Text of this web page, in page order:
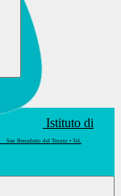
Istituto di
San Benedetto del Tronto • Tel.